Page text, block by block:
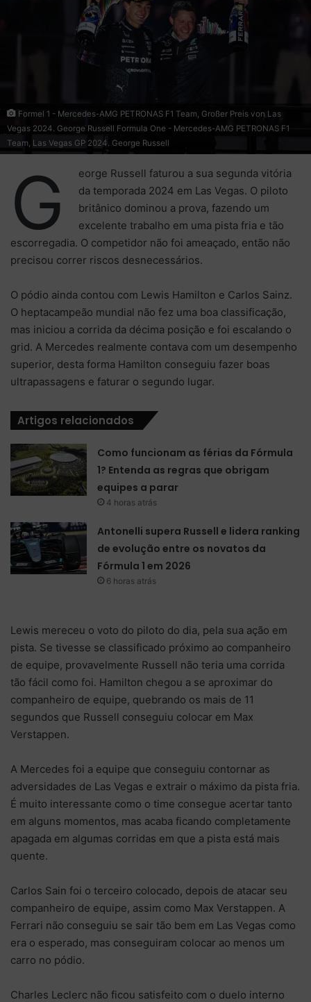
Formel 1 - Mercedes-AMG PETRONAS F1 Team, Großer Preis von Las
Vegas 2024. George Russell Formula One - Mercedes-AMG PETRONAS F1
Team, Las Vegas GP 2024. George Russell
G
eorge Russell faturou a sua segunda vitória
da temporada 2024 em Las Vegas. O piloto
britânico dominou a prova, fazendo um
excelente trabalho em uma pista fria e tão
escorregadia. O competidor não foi ameaçado, então não
precisou correr riscos desnecessários.
O pódio ainda contou com Lewis Hamilton e Carlos Sainz.
O heptacampeão mundial não fez uma boa classificação,
mas iniciou a corrida da décima posição e foi escalando o
grid. A Mercedes realmente contava com um desempenho
superior, desta forma Hamilton conseguiu fazer boas
ultrapassagens e faturar o segundo lugar.
Artigos relacionados
Como funcionam as férias da Fórmula
1? Entenda as regras que obrigam
equipes a parar
4 horas atrás
Antonelli supera Russell e lidera ranking
de evolução entre os novatos da
Fórmula 1 em 2026
6 horas atrás
Lewis mereceu o voto do piloto do dia, pela sua ação em
pista. Se tivesse se classificado próximo ao companheiro
de equipe, provavelmente Russell não teria uma corrida
tão fácil como foi. Hamilton chegou a se aproximar do
companheiro de equipe, quebrando os mais de 11
segundos que Russell conseguiu colocar em Max
Verstappen.
A Mercedes foi a equipe que conseguiu contornar as
adversidades de Las Vegas e extrair o máximo da pista fria.
É muito interessante como o time consegue acertar tanto
em alguns momentos, mas acaba ficando completamente
apagada em algumas corridas em que a pista está mais
quente.
Carlos Sain foi o terceiro colocado, depois de atacar seu
companheiro de equipe, assim como Max Verstappen. A
Ferrari não conseguiu se sair tão bem em Las Vegas como
era o esperado, mas conseguiram colocar ao menos um
carro no pódio.
Charles Leclerc não ficou satisfeito com o duelo interno